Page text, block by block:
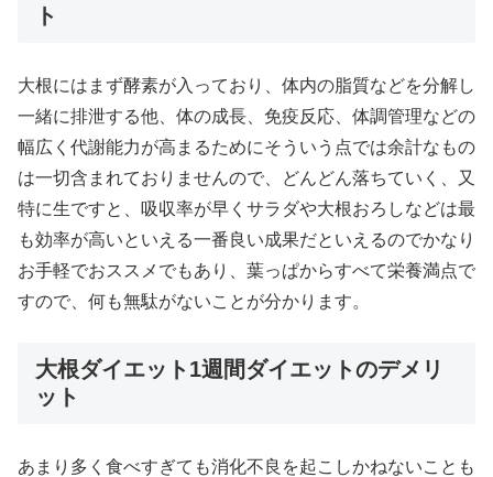
ト
大根にはまず酵素が入っており、体内の脂質などを分解し
一緒に排泄する他、体の成長、免疫反応、体調管理などの
幅広く代謝能力が高まるためにそういう点では余計なもの
は一切含まれておりませんので、どんどん落ちていく、又
特に生ですと、吸収率が早くサラダや大根おろしなどは最
も効率が高いといえる一番良い成果だといえるのでかなり
お手軽でおススメでもあり、葉っぱからすべて栄養満点で
すので、何も無駄がないことが分かります。
大根ダイエット1週間ダイエットのデメリ
ット
あまり多く食べすぎても消化不良を起こしかねないことも